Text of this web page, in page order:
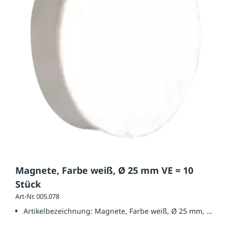
Magnete, Farbe weiß, Ø 25 mm VE = 10
Stück
Art-Nr. 005.078
Artikelbezeichnung: Magnete, Farbe weiß, Ø 25 mm, VE =